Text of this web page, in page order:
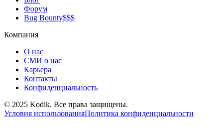
Форум
Bug Bounty$$$
Компания
О нас
СМИ о нас
Карьера
Контакты
Конфиденциальность
© 2025 Kodik. Все права защищены.
Условия использованияПолитика конфиденциальности